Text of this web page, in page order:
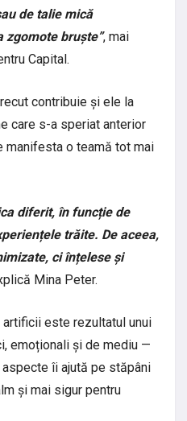
de talie mică
zgomote bruște”, mai
Capital.
contribuie și ele la
care s-a speriat anterior
manifesta o teamă tot mai
diferit, în funcție de
trăite. De aceea,
ci înțelese și
Mina Peter.
este rezultatul unui
emoționali și de mediu —
îi ajută pe stăpâni
și mai sigur pentru